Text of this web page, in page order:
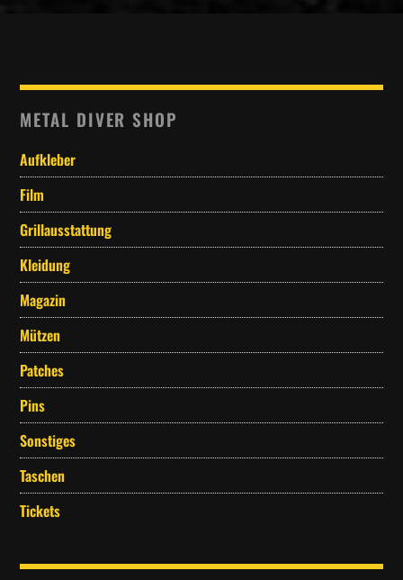
METAL DIVER SHOP
Aufkleber
Film
Grillausstattung
Kleidung
Magazin
Mützen
Patches
Pins
Sonstiges
Taschen
Tickets